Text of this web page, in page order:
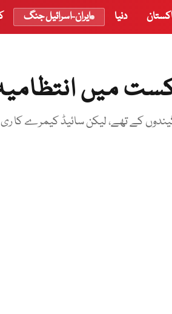
دنیا ایران-اسرائیل جنگ
میں
کے تھے، لیکن سائیڈ کیمرے کا